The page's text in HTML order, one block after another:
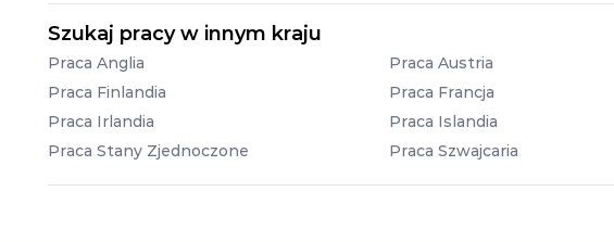
Szukaj pracy w innym kraju
Praca Anglia Praca Austria
Praca Finlandia
Praca Francja
Praca Irlandia
Praca Islandia
Praca Stany Zjednoczone
Praca Szwajcaria